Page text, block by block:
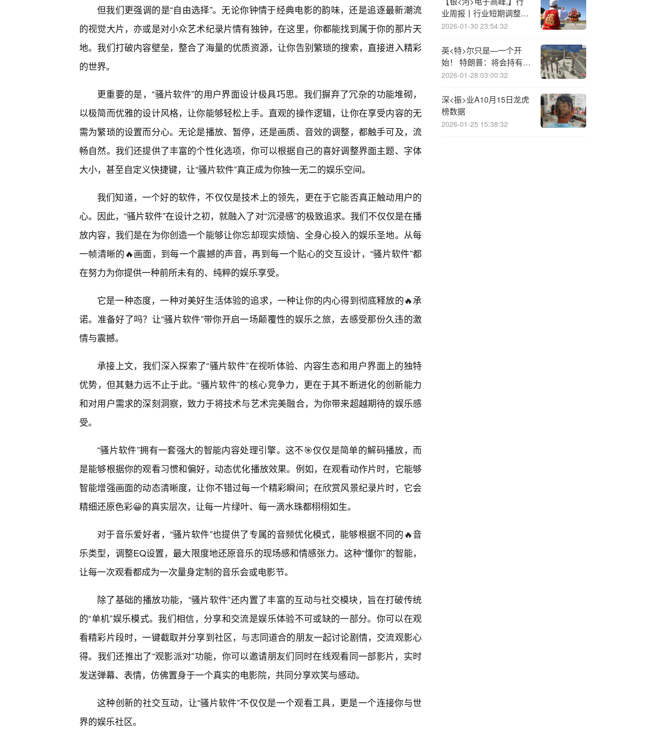
但我们更强调的是“自由选择”。无论你钟情于经典电影的韵味，还是追逐最新潮流
的视觉大片，亦或是对小众艺术纪录片情有独钟，在这里，你都能找到属于你的那片天
地。我们打破内容壁垒，整合了海量的优质资源，让你告别繁琐的搜索，直接进入精彩
的世界。
更重要的是，“骚片软件”的用户界面设计极具巧思。我们摒弃了冗杂的功能堆砌，
以极简而优雅的设计风格，让你能够轻松上手。直观的操作逻辑，让你在享受内容的无
需为繁琐的设置而分心。无论是播放、暂停，还是画质、音效的调整，都触手可及，流
畅自然。我们还提供了丰富的个性化选项，你可以根据自己的喜好调整界面主题、字体
大小，甚至自定义快捷键，让“骚片软件”真正成为你独一无二的娱乐空间。
我们知道，一个好的软件，不仅仅是技术上的领先，更在于它能否真正触动用户的
心。因此，“骚片软件”在设计之初，就融入了对“沉浸感”的极致追求。我们不仅仅是在播
放内容，我们是在为你创造一个能够让你忘却现实烦恼、全身心投入的娱乐圣地。从每
一帧清晰的🔥画面，到每一个震撼的声音，再到每一个贴心的交互设计，“骚片软件”都
在努力为你提供一种前所未有的、纯粹的娱乐享受。
它是一种态度，一种对美好生活体验的追求，一种让你的内心得到彻底释放的🔥承
诺。准备好了吗？让“骚片软件”带你开启一场颠覆性的娱乐之旅，去感受那份久违的激
情与震撼。
承接上文，我们深入探索了“骚片软件”在视听体验、内容生态和用户界面上的独特
优势，但其魅力远不止于此。“骚片软件”的核心竞争力，更在于其不断进化的创新能力
和对用户需求的深刻洞察，致力于将技术与艺术完美融合，为你带来超越期待的娱乐感
受。
“骚片软件”拥有一套强大的智能内容处理引擎。这不🎯仅仅是简单的解码播放，而
是能够根据你的观看习惯和偏好，动态优化播放效果。例如，在观看动作片时，它能够
智能增强画面的动态清晰度，让你不错过每一个精彩瞬间；在欣赏风景纪录片时，它会
精细还原色彩😀的真实层次，让每一片绿叶、每一滴水珠都栩栩如生。
对于音乐爱好者，“骚片软件”也提供了专属的音频优化模式，能够根据不同的🔥音
乐类型，调整EQ设置，最大限度地还原音乐的现场感和情感张力。这种“懂你”的智能，
让每一次观看都成为一次量身定制的音乐会或电影节。
除了基础的播放功能，“骚片软件”还内置了丰富的互动与社交模块，旨在打破传统
的“单机”娱乐模式。我们相信，分享和交流是娱乐体验不可或缺的一部分。你可以在观
看精彩片段时，一键截取并分享到社区，与志同道合的朋友一起讨论剧情，交流观影心
得。我们还推出了“观影派对”功能，你可以邀请朋友们同时在线观看同一部影片，实时
发送弹幕、表情，仿佛置身于一个真实的电影院，共同分享欢笑与感动。
这种创新的社交互动，让“骚片软件”不仅仅是一个观看工具，更是一个连接你与世
界的娱乐社区。
业周报丨行业短期调整，
长期看好算力产业链
2026-01-30 23:54:32
英<特>尔只是—一个开
始！ 特朗普：将会持有更
多企业股份
2026-01-28 03:00:32
深<振>业A10月15日龙虎
榜数据
2026-01-25 15:38:32